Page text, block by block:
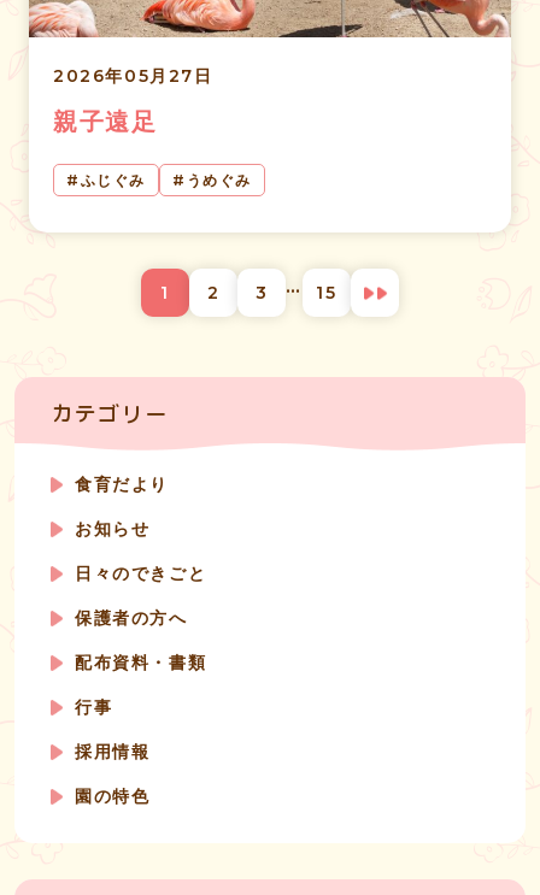
2026年05月27日
親子遠足
ふじぐみ うめぐみ
ー
ョ
1 2 3 … 15
カテゴリー
食育だより
お知らせ
日々のできごと
保護者の方へ
配布資料・書類
行事
採用情報
園の特色